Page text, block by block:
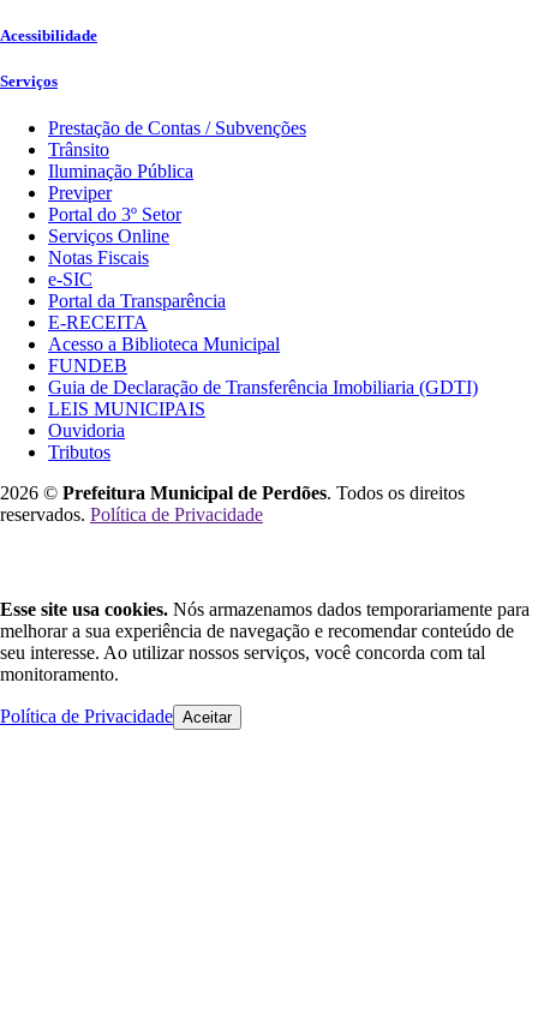
Acessibilidade
Serviços
Prestação de Contas / Subvenções
Trânsito
Iluminação Pública
Previper
Portal do 3º Setor
Serviços Online
Notas Fiscais
e-SIC
Portal da Transparência
E-RECEITA
Acesso a Biblioteca Municipal
FUNDEB
Guia de Declaração de Transferência Imobiliaria (GDTI)
LEIS MUNICIPAIS
Ouvidoria
Tributos
2026 © Prefeitura Municipal de Perdões. Todos os direitos
reservados. Política de Privacidade
Esse site usa cookies. Nós armazenamos dados temporariamente para
melhorar a sua experiência de navegação e recomendar conteúdo de
seu interesse. Ao utilizar nossos serviços, você concorda com tal
monitoramento.
Política de Privacidade Aceitar